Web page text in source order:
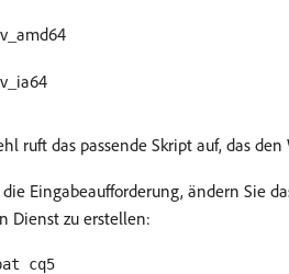
ruft das passende Skript auf, das
Eingabeaufforderung, ändern Sie
Dienst zu erstellen:
cq5